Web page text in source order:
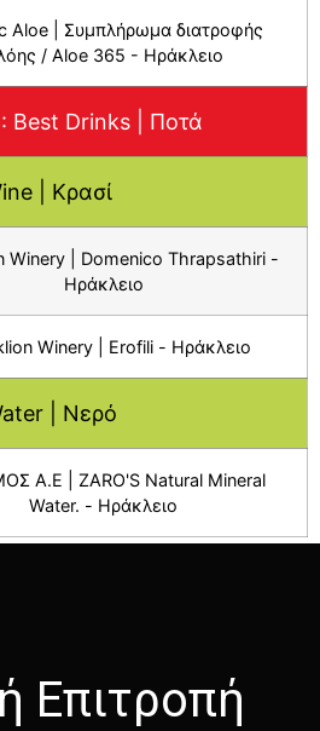
Aloe | Συμπλήρωμα διατροφής
/ Aloe 365 - Ηράκλειο
Βest Drinks | Ποτά
| Κρασί
Winery | Domenico Thrapsathiri -
Ηράκλειο
Winery | Erofili - Ηράκλειο
| Νερό
Α.Ε | ZARO'S Natural Mineral
Water. - Ηράκλειο
Επιτροπή